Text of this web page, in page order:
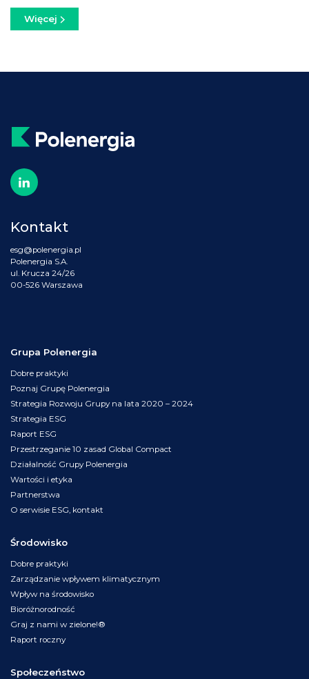
Więcej
Kontakt
esg@polenergia.pl
Polenergia S.A.
ul. Krucza 24/26
00-526 Warszawa
Grupa Polenergia
Dobre praktyki
Poznaj Grupę Polenergia
Strategia Rozwoju Grupy na lata 2020 – 2024
Strategia ESG
Raport ESG
Przestrzeganie 10 zasad Global Compact
Działalność Grupy Polenergia
Wartości i etyka
Partnerstwa
O serwisie ESG, kontakt
Środowisko
Dobre praktyki
Zarządzanie wpływem klimatycznym
Wpływ na środowisko
Bioróżnorodność
Graj z nami w zielone!®
Raport roczny
Społeczeństwo